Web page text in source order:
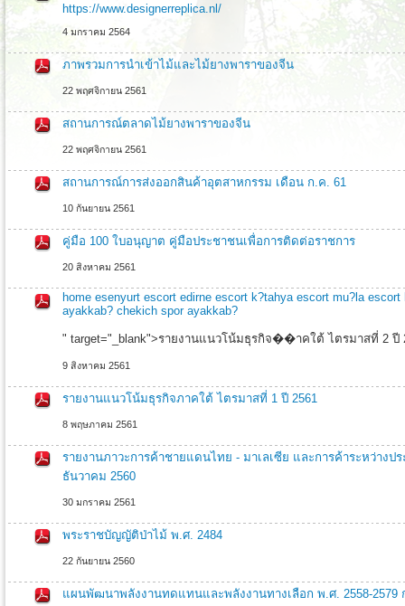
https://www.designerreplica.nl/
4 มกราคม 2564
ภาพรวมการนำเข้าไม้และไม้ยางพาราของจีน
22 พฤศจิกายน 2561
สถานการณ์ตลาดไม้ยางพาราของจีน
22 พฤศจิกายน 2561
สถานการณ์การส่งออกสินค้าอุตสาหกรรม เดือน ก.ค. 61
10 กันยายน 2561
คู่มือ 100 ใบอนุญาต คู่มือประชาชนเพื่อการติดต่อราชการ
20 สิงหาคม 2561
home esenyurt escort edirne escort k?tahya escort mu?la escort
ayakkab? chekich spor ayakkab?
" target="_blank">รายงานแนวโน้มธุรกิจ��าคใต้ ไตรมาสที่ 2 ปี
home
escort
escort
tahya
escort
mu?
escort
escort
chekich
chekich
chekich
spor
9 สิงหาคม 2561
รายงานแนวโน้มธุรกิจภาคใต้ ไตรมาสที่ 1 ปี 2561
8 พฤษภาคม 2561
รายงานภาวะการค้าชายแดนไทย - มาเลเซีย และการค้าระหว่างป
ธันวาคม 2560
30 มกราคม 2561
พระราชบัญญัติป่าไม้ พ.ศ. 2484
22 กันยายน 2560
แผนพัฒนาพลังงานทดแทนและพลังงานทางเลือก พ.ศ. 2558-2579